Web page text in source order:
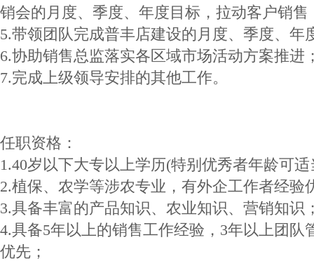
销会的月度、季度、年度目标，拉动客户销售
5.带领团队完成普丰店建设的月度、季度、年
6.协助销售总监落实各区域市场活动方案推进
7.完成上级领导安排的其他工作。
任职资格：
1.40岁以下大专以上学历(特别优秀者年龄可
2.植保、农学等涉农专业，有外企工作者经验
3.具备丰富的产品知识、农业知识、营销知识
4.具备5年以上的销售工作经验，3年以上团
优先；